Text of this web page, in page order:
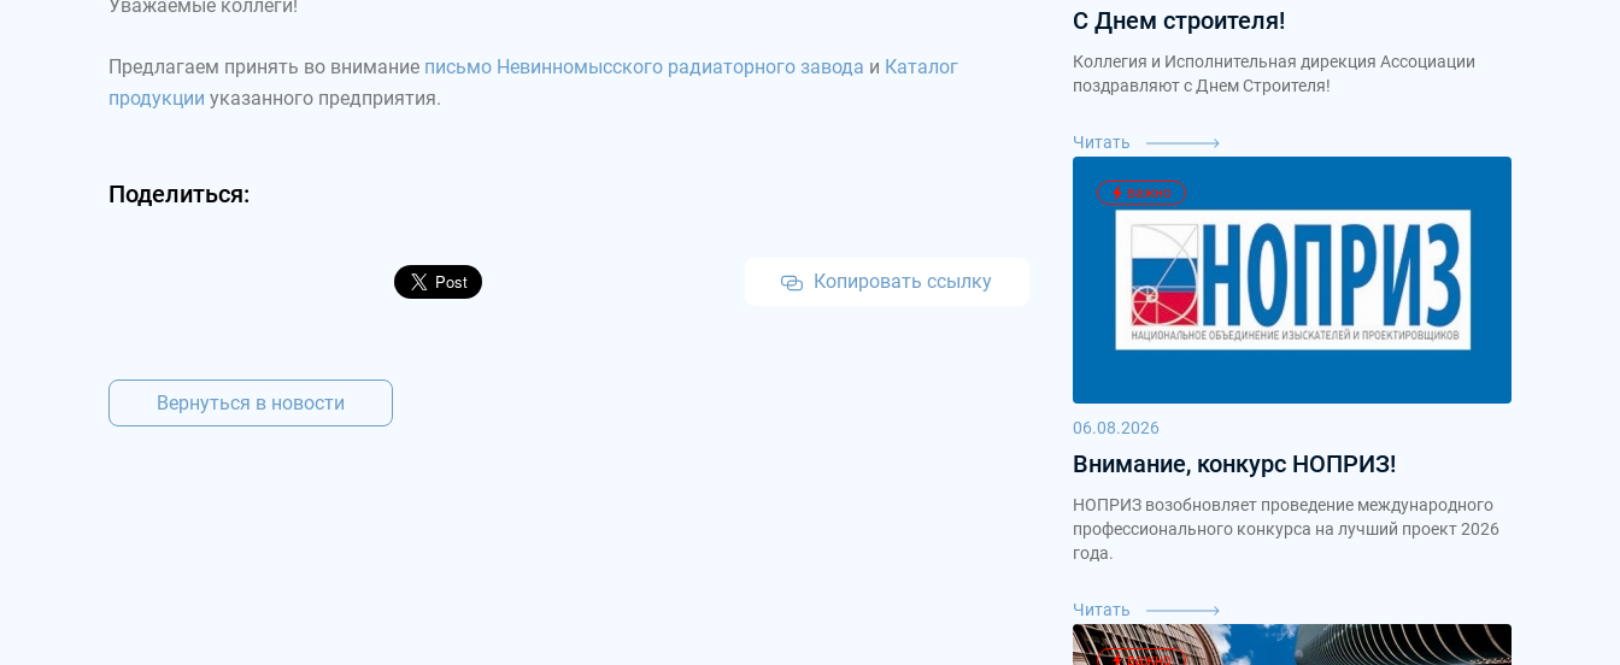
Уважаемые коллеги!
Предлагаем принять во внимание письмо Невинномысского радиаторного завода и Каталог
продукции указанного предприятия.
Поделиться:
Копировать ссылку
Вернуться в новости
С Днем строителя!
Коллегия и Исполнительная дирекция Ассоциации
поздравляют с Днем Строителя!
Читать
важно
06.08.2026
Внимание, конкурс НОПРИЗ!
НОПРИЗ возобновляет проведение международного
профессионального конкурса на лучший проект 2026
года.
Читать
важно